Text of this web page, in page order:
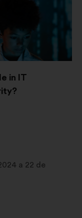
in IT
a 22 de